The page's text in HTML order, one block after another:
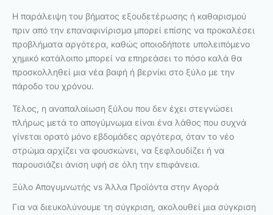
Η παράλειψη του βήματος εξουδετέρωσης ή καθαρισμού
πριν από την επαναφινίρισμα μπορεί επίσης να προκαλέσει
προβλήματα αργότερα, καθώς οποιοδήποτε υπολειπόμενο
χημικό κατάλοιπο μπορεί να επηρεάσει το πόσο καλά θα
προσκολληθεί μια νέα βαφή ή βερνίκι στο ξύλο με την
πάροδο του χρόνου.
Τέλος, η αναπαλαίωση ξύλου που δεν έχει στεγνώσει
πλήρως μετά το απογύμνωμα είναι ένα λάθος που συχνά
γίνεται ορατό μόνο εβδομάδες αργότερα, όταν το νέο
στρώμα αρχίζει να φουσκώνει, να ξεφλουδίζει ή να
παρουσιάζει άνιση υφή σε όλη την επιφάνεια.
Ξύλο Απογυμνωτής vs Άλλα Προϊόντα στην Αγορά
Για να διευκολύνουμε τη σύγκριση, ακολουθεί μια σύγκριση